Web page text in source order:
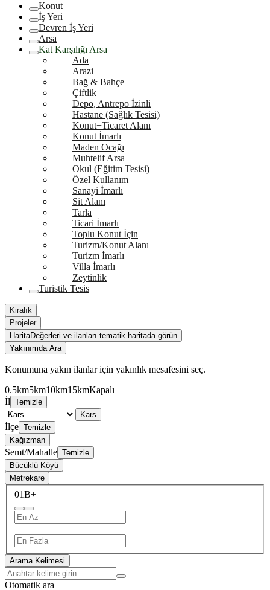
Konut
İş Yeri
Devren İş Yeri
Arsa
Kat Karşılığı Arsa
Ada
Arazi
Bağ & Bahçe
Çiftlik
Depo, Antrepo İzinli
Hastane (Sağlık Tesisi)
Konut+Ticaret Alanı
Konut İmarlı
Maden Ocağı
Muhtelif Arsa
Okul (Eğitim Tesisi)
Özel Kullanım
Sanayi İmarlı
Sit Alanı
Tarla
Ticari İmarlı
Toplu Konut İçin
Turizm/Konut Alanı
Turizm İmarlı
Villa İmarlı
Zeytinlik
Turistik Tesis
Kiralık
Projeler
HaritaDeğerleri ve ilanları tematik haritada görün
Yakınımda Ara
Konumuna yakın ilanlar için yakınlık mesafesini seç.
0.5km5km10km15kmKapalı
İl Temizle
Kars
İlçe Temizle
Kağızman
Semt/Mahalle Temizle
Bücüklü Köyü
Metrekare
01B+
—
Arama Kelimesi
Otomatik ara